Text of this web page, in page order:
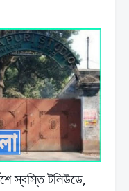
স্বস্তি টলিউডে,